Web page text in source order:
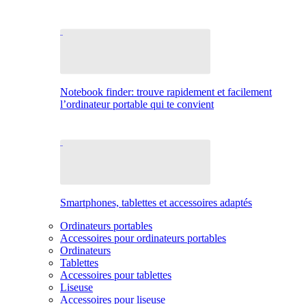
Notebook finder: trouve rapidement et facilement
l’ordinateur portable qui te convient
Smartphones, tablettes et accessoires adaptés
Ordinateurs portables
Accessoires pour ordinateurs portables
Ordinateurs
Tablettes
Accessoires pour tablettes
Liseuse
Accessoires pour liseuse